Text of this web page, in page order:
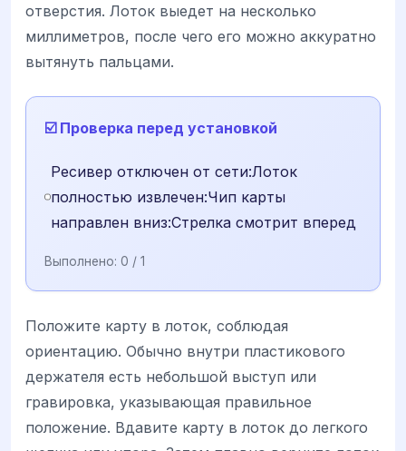
отверстия. Лоток выедет на несколько
миллиметров, после чего его можно аккуратно
вытянуть пальцами.
☑️ Проверка перед установкой
Ресивер отключен от сети:Лоток
полностью извлечен:Чип карты
направлен вниз:Стрелка смотрит вперед
Выполнено: 0 / 1
Положите карту в лоток, соблюдая
ориентацию. Обычно внутри пластикового
держателя есть небольшой выступ или
гравировка, указывающая правильное
положение. Вдавите карту в лоток до легкого